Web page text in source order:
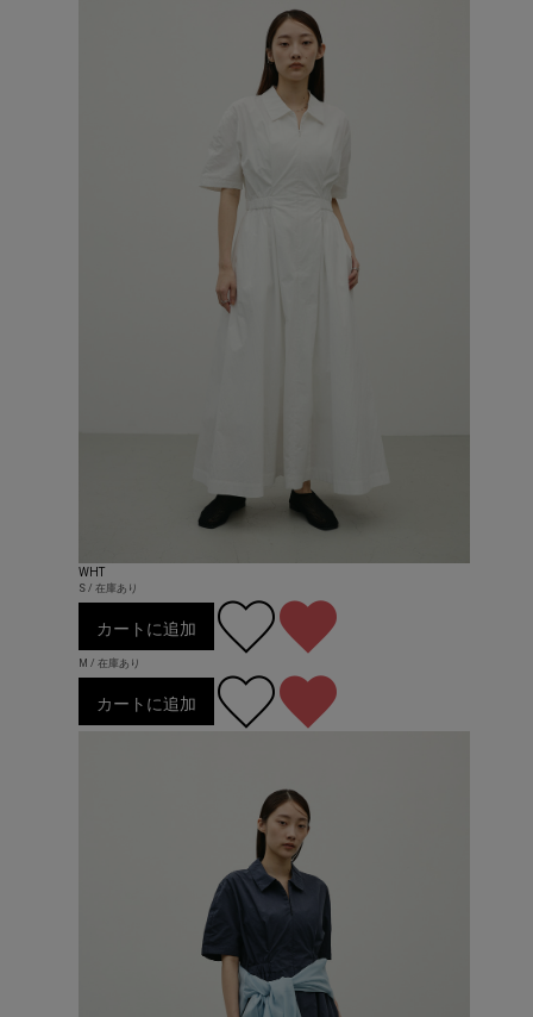
WHT
S / 在庫あり
カートに追加
M / 在庫あり
カートに追加